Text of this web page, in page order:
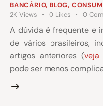
BANCÁRIO, BLOG,
2K Views 0 Likes 0
A dúvida é frequente e
de vários brasileiros,
artigos anteriores (veja
pode ser menos